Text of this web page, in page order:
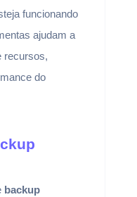
funcionando
ajudam a
recursos,
do
backup